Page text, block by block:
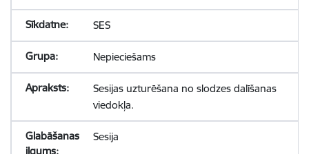
SES
Nepieciešams
Sesijas uzturēšana no slodzes dalīšanas
viedokļa.
Sesija